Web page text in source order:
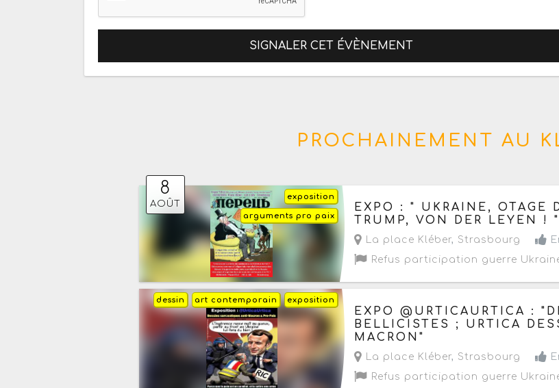
SIGNALER CET ÉVÈNEMENT
PROCHAINEMENT AU
8
AOÛT
exposition
arguments pro paix
Demain, le samedi 8 août 2026 de
EXPO : " UKRAINE, OTAGE
TRUMP, VON DER LEYEN ! "
La place Kléber, Strasbourg
Refus participation guerre
exposition
art contemporain
dessin
Demain, le samedi 8 août 2026 de
EXPO @URTICAURTICA :
BELLICISTES ; URTICA
MACRON"
La place Kléber, Strasbourg
Refus participation guerre